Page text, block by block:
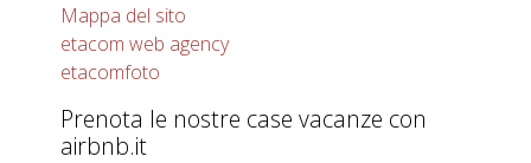
Mappa del sito
etacom web agency
etacomfoto
Prenota le nostre case vacanze con
airbnb.it